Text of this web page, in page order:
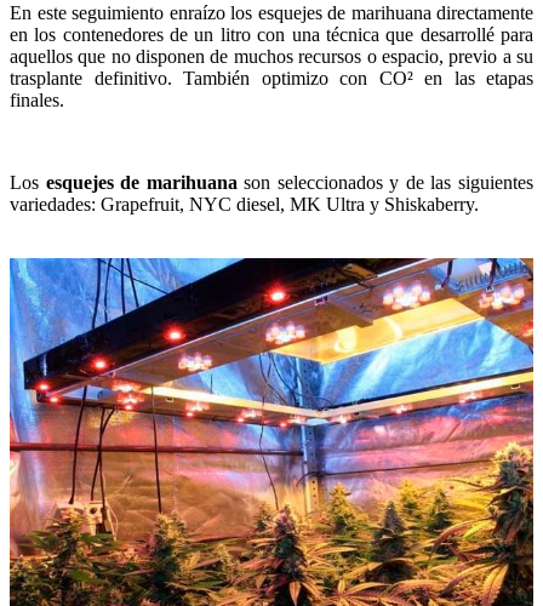
En este seguimiento enraízo los esquejes de marihuana directamente
en los contenedores de un litro con una técnica que desarrollé para
aquellos que no disponen de muchos recursos o espacio, previo a su
trasplante definitivo. También optimizo con CO² en las etapas
finales.
Los esquejes de marihuana son seleccionados y de las siguientes
variedades: Grapefruit, NYC diesel, MK Ultra y Shiskaberry.